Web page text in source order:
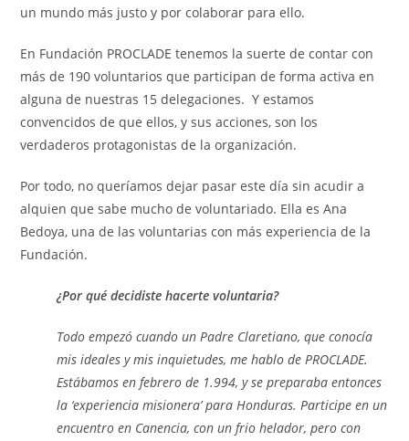
un mundo más justo y por colaborar para ello.
En Fundación PROCLADE tenemos la suerte de contar con
más de 190 voluntarios que participan de forma activa en
alguna de nuestras 15 delegaciones. Y estamos
convencidos de que ellos, y sus acciones, son los
verdaderos protagonistas de la organización.
Por todo, no queríamos dejar pasar este día sin acudir a
alquien que sabe mucho de voluntariado. Ella es Ana
Bedoya, una de las voluntarias con más experiencia de la
Fundación.
¿Por qué decidiste hacerte voluntaria?
Todo empezó cuando un Padre Claretiano, que conocía
mis ideales y mis inquietudes, me hablo de PROCLADE.
Estábamos en febrero de 1.994, y se preparaba entonces
la ‘experiencia misionera’ para Honduras. Participe en un
encuentro en Canencia, con un frio helador, pero con